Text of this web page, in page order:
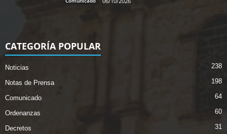
CATEGORÍA POPULAR
Noticias 238
Notas de Prensa 198
Comunicado 64
Ordenanzas 60
Decretos 31